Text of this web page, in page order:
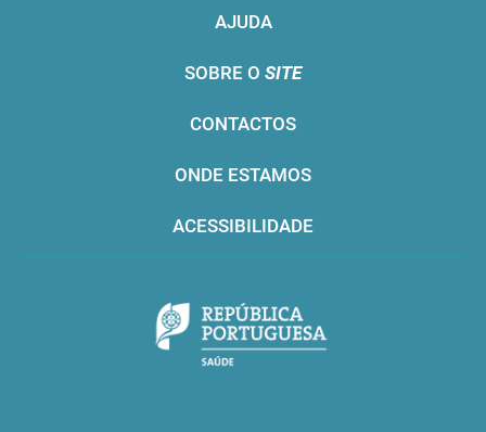
AJUDA
SOBRE O SITE
CONTACTOS
ONDE ESTAMOS
ACESSIBILIDADE